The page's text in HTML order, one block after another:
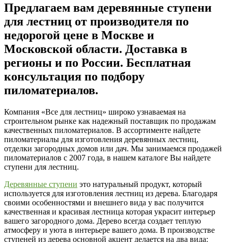
Предлагаем вам деревянные ступени
для лестниц от производителя по
недорогой цене в Москве и
Московской области. Доставка в
регионы и по России. Бесплатная
консультация по подбору
пиломатериалов.
Компания «Все для лестниц» широко узнаваемая на
строительном рынке как надежный поставщик по продажам
качественных пиломатериалов. В ассортименте найдете
пиломатериалы для изготовления деревянных лестниц,
отделки загородных домов или дач. Мы занимаемся продажей
пиломатериалов с 2007 года, в нашем каталоге Вы найдете
ступени для лестниц.
Деревянные ступени это натуральный продукт, который
используется для изготовления лестниц из дерева. Благодаря
своими особенностями и внешнего вида у вас получится
качественная и красивая лестница которая украсит интерьер
вашего загородного дома. Дерево всегда создает теплую
атмосферу и уюта в интерьере вашего дома. В производстве
ступеней из дерева основной акцент делается на два вида: